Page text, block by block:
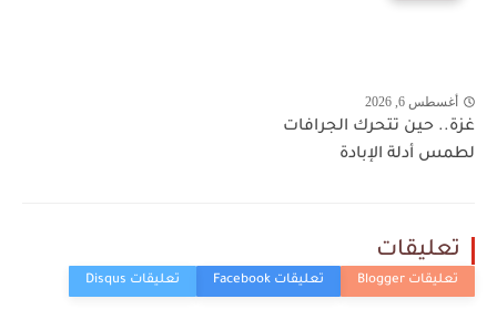
أغسطس 6, 2026
غزة.. حين تتحرك الجرافات
لطمس أدلة الإبادة
تعليقات